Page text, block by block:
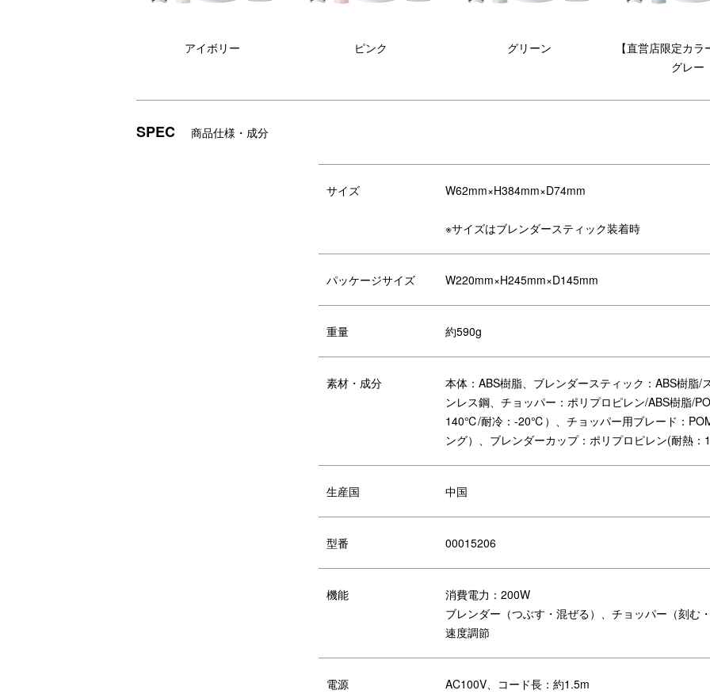
BRUNOのロゴにもなっている蝶ネクタイ柄が素敵なスリーブ付き。誕生日祝い、就職祝いなど、どんなシーンで
アイボリー ピンク グリーン
【直営店限定カ
グレー
SPEC 商品仕様・成分
サイズ W62mm×H384mm×D74mm
※サイズはブレンダースティック装着時
パッケージサイズ W220mm×H245mm×D145mm
重量 約590g
素材・成分
本体：ABS樹脂、ブレンダースティック：ABS樹脂
ンレス鋼、チョッパー：ポリプロピレン/ABS樹脂/
140℃/耐冷：-20℃）、チョッパー用ブレード：
ング）、ブレンダーカップ：ポリプロピレン(耐
生産国 中国
型番 00015206
機能
消費電力：200W
ブレンダー（つぶす・混ぜる）、チョッパー（刻む
速度調節
電源 AC100V、コード長：約1.5m